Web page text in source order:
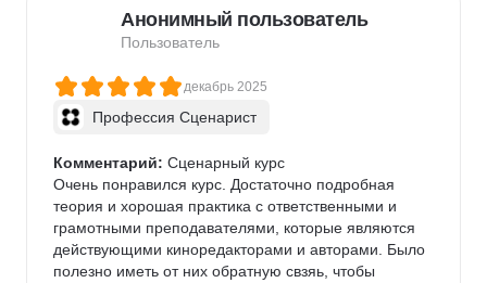
Анонимный пользователь
Пользователь
декабрь 2025
Профессия Сценарист
Комментарий: Сценарный курс
Очень понравился курс. Достаточно подробная
теория и хорошая практика с ответственными и
грамотными преподавателями, которые являются
действующими киноредакторами и авторами. Было
полезно иметь от них обратную свзяь, чтобы